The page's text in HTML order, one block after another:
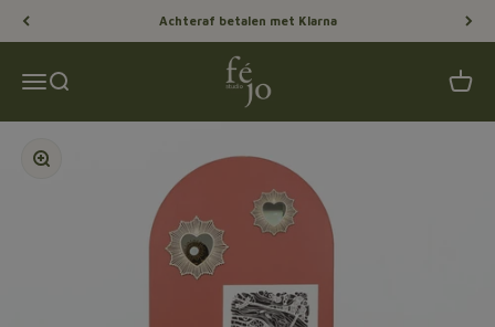
Achteraf betalen met Klarna
MenuZoeken
Féjo Studio
In-/uitzoomen